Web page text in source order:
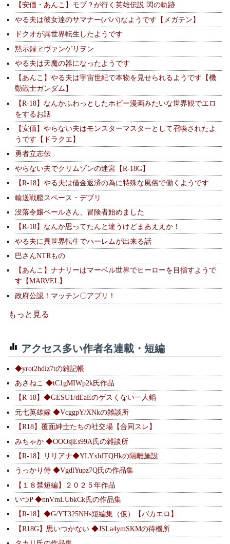
【安価・あんこ】モブ？が行く英雄伝説 閃の軌跡
やる夫は彼女達のサマナー(パパ)なようです【メガテン】
ドクオが異世界転生したようです
黙示録ヱヴァンゲリヲン
やる夫は天魔の器になったようです
【あんこ】やる夫は宇宙世紀で本物を見せられるようです【機
動戦士ガンダム】
【R-18】なんかふわっとしたホビー漫画みたいな世界観でエロ
をするお話
【安価】やらない夫はモンスターマスターとして召喚されたよ
うです【ドラクエ】
勇者立志伝
やらない夫でクリムゾンの迷宮【R-18G】
【R-18】やる夫は借金返済の為に特殊な風俗で働くようです
輸送戦艦スペース・デブリ
没落令嬢ベールさん、冒険者始めました
【R-18】なんか思ってたんと違うけどまあええか！
やる夫に異世界転生でハーレムが出来る話
巴さんNTRもの
【あんこ】ナナリーはマーベル世界でヒーローを目指すようで
す【MARVEL】
政府公認！マッチン〇アプリ！
もっと見る
アクセス多い作者名連載・短編
◆yrot2hdiz7tの雑記帳
あさねこ ◆tC1gMIWp2k氏作品
【R-18】◆GESU1/dEaEのゲスくない一人鍋
元七英雄嫁 ◆VcggpY/XNkの雑談所
【R18】覆面紳士たちの社交場【合同スレ】
みちゃか ◆OOOsjEs99A氏の雑談所
【R-18】リリアナ◆YLYxhfTQHkの隔離施設
うっかり侍 ◆VgdlYupz7Q氏の作品集
【１８禁短編】２０２５年作品
いつP ◆nnVmLUbkCk氏の作品集
【R-18】◆G/YT325NHs短編集（仮）【バカエロ】
【R18G】思いつかない ◆JSLa4ymSKMの待機所